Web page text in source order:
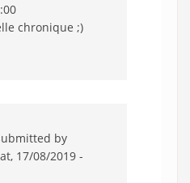
chronique ;)
by
17/08/2019 -